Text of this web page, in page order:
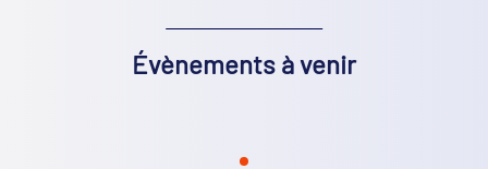
Évènements à venir